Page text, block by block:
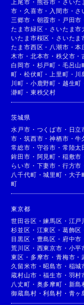
上尾市 ・ 熊谷市 ・ さいた
市 ・ 久喜市 ・ 入間市 ・ さ
三郷市 ・ 朝霞市 ・ 戸田市
たま市緑区 ・ さいたま市
いたま市桜区 ・ さいたま
たま市西区 ・ 八潮市 ・本
木市 ・ 北本市 ・秩父市 ・
白岡市 ・ 杉戸町 ・ 毛呂山
町 ・松伏町 ・ 上里町 ・ 川
川町 ・ 小鹿野町 ・ 越生町
瀞町 ・ 東秩父村
茨城県
水戸市 ・ つくば市 ・ 日立
市 ・筑西市 ・神栖市 ・牛
常総市 ・ 守谷市 ・ 常陸太
鉾田市 ・ 阿見町 ・ 稲敷市
らい市 ・ 下妻市 ・ 行方市
八千代町 ・城里町 ・ 大子
町
東京都
世田谷区 ・練馬区 ・ 江戸
杉並区 ・ 江東区 ・ 葛飾区
目黒区 ・ 豊島区 ・ 府中市
荒川区 ・ 西東京市 ・ 小平
東区 ・ 多摩市 ・青梅市 ・
久留米市 ・昭島市 ・ 稲城
蔵村山市 ・福生市 ・ 羽村
八丈町 ・ 奥多摩町 ・ 新島
御蔵島村 ・利島村 ・ 青ヶ